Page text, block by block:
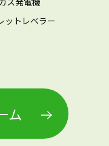
ットレベラー
ム